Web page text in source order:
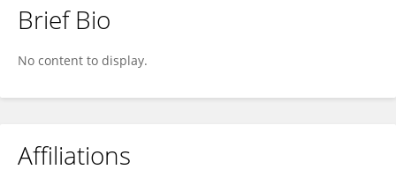
C D
Brief Bio
No content to display.
Affiliations